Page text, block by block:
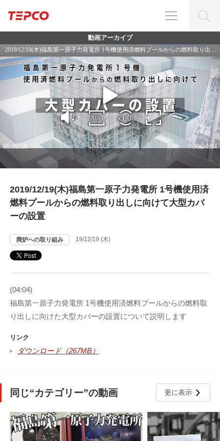
動画アーカイブ
2019/12/19(木)福島第一原子力発電所 1号機使用済
燃料プールからの燃料取り出しに向けて大型カバ
ーの設置
廃炉への取り組み 19/12/19 (木)
(04:04)
福島第一原子力発電所 1号機使用済燃料プールからの燃料取
り出しに向けた大型カバーの設置について説明します
リンク
ダウンロード（267MB）
同じ“カテゴリー”の動画 更に表示